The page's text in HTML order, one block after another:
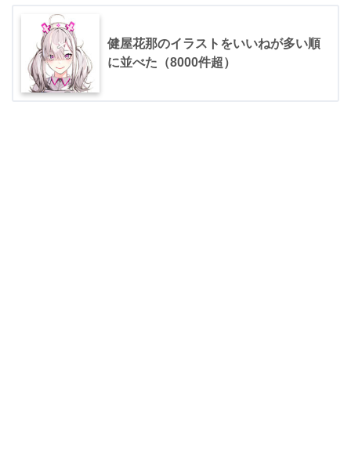
健屋花那のイラストをいいねが多い順
に並べた（8000件超）